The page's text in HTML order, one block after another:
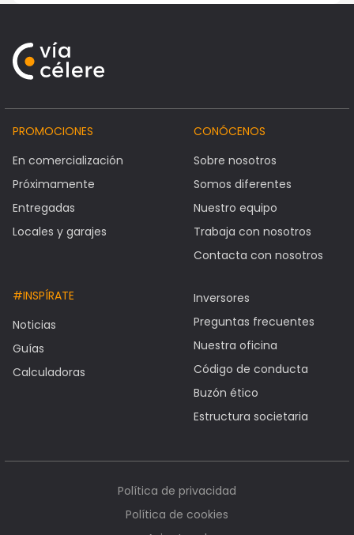
PROMOCIONES
En comercialización
Próximamente
Entregadas
Locales y garajes
CONÓCENOS
Sobre nosotros
Somos diferentes
Nuestro equipo
Trabaja con nosotros
Contacta con nosotros
#INSPÍRATE
Noticias
Guías
Calculadoras
Inversores
Preguntas frecuentes
Nuestra oficina
Código de conducta
Buzón ético
Estructura societaria
Política de privacidad
Política de cookies